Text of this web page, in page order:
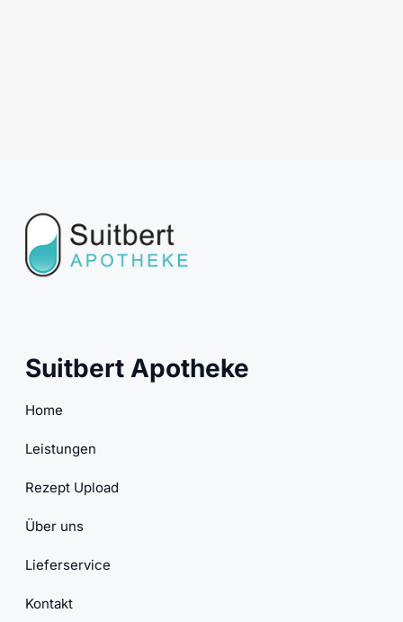
Suitbert Apotheke
Home
Leistungen
Rezept Upload
Über uns
Lieferservice
Kontakt